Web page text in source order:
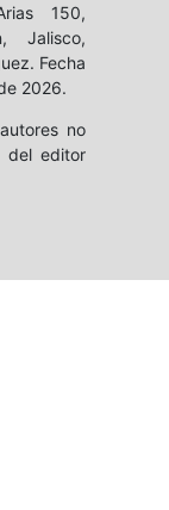
150,
Jalisco,
Fecha
2026.
no
del editor